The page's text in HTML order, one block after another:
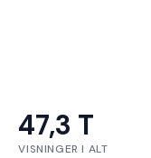
47,3 T
VISNINGER I ALT